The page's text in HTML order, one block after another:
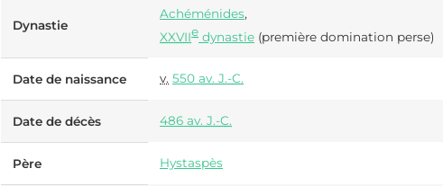
Dynastie
Achéménides,
XXVIIe dynastie (première domination perse)
Date de naissance v. 550 av. J.-C.
Date de décès 486 av. J.-C.
Père Hystaspès